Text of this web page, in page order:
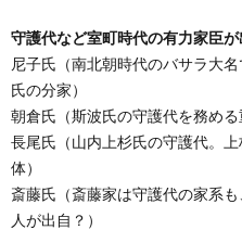
守護代など室町時代の有力家臣が
尼子氏（南北朝時代のバサラ大
氏の分家）
朝倉氏（斯波氏の守護代を務める
長尾氏（山内上杉氏の守護代。
体）
斎藤氏（斎藤家は守護代の家系
人が出自？）